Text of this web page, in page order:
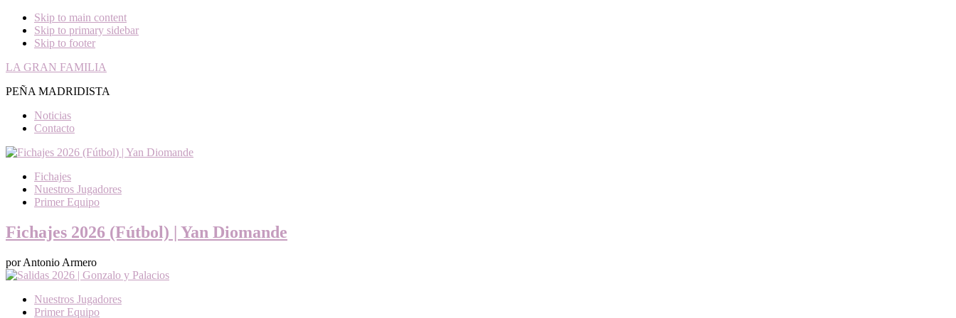
Skip to main content
Skip to primary sidebar
Skip to footer
LA GRAN FAMILIA
PEÑA MADRIDISTA
Noticias
Contacto
Fichajes
Nuestros Jugadores
Primer Equipo
Fichajes 2026 (Fútbol) | Yan Diomande
por Antonio Armero
Nuestros Jugadores
Primer Equipo